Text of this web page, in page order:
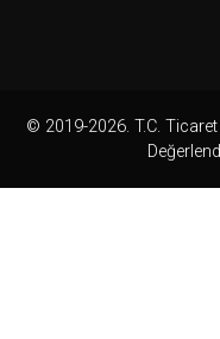
© 2019-2026. T.C. Ticaret